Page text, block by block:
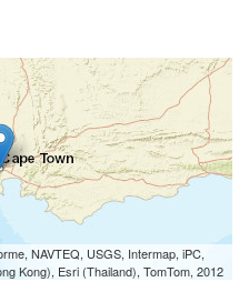
NAVTEQ, USGS, Intermap, iPC,
Kong), Esri (Thailand), TomTom, 2012